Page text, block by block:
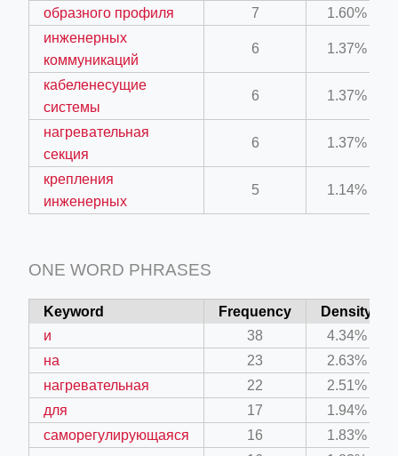
образного профиля
7
1.60%
инженерных
коммуникаций
6 1.37%
кабеленесущие
системы
6 1.37%
нагревательная
секция
6 1.37%
крепления
инженерных
5 1.14%
ONE WORD PHRASES
Keyword Frequency
Density
и
38
4.34%
на
23
2.63%
нагревательная
22
2.51%
для
17
1.94%
саморегулирующаяся
16
1.83%